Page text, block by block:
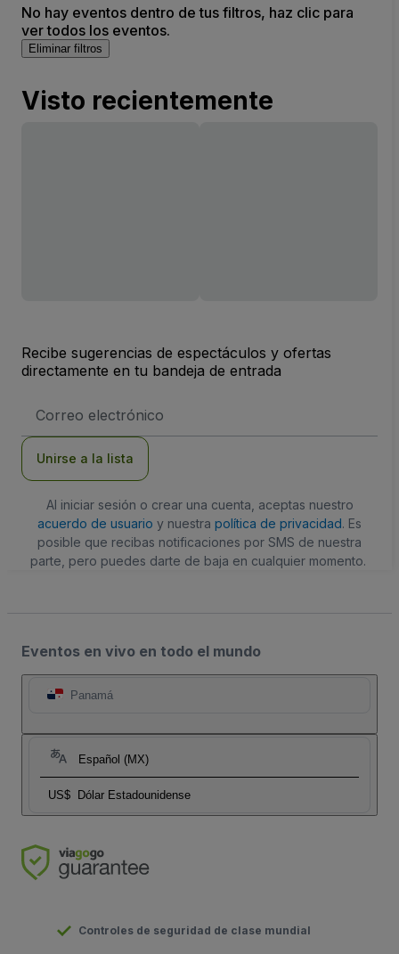
No hay eventos dentro de tus filtros, haz clic para
ver todos los eventos.
Eliminar filtros
Visto recientemente
Recibe sugerencias de espectáculos y ofertas
directamente en tu bandeja de entrada
de
Unirse a la lista
Al iniciar sesión o crear una cuenta, aceptas nuestro
acuerdo de usuario y nuestra política de privacidad. Es
posible que recibas notificaciones por SMS de nuestra
parte, pero puedes darte de baja en cualquier momento.
Eventos en vivo en todo el mundo
Panamá
Español (MX)
US$ Dólar Estadounidense
Controles de seguridad de clase mundial